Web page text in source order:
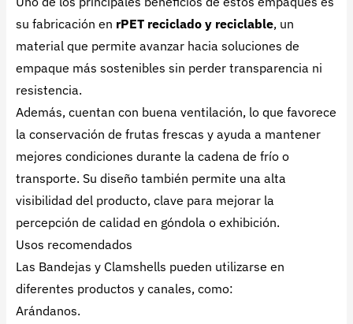
su fabricación en rPET reciclado y reciclable, un
material que permite avanzar hacia soluciones de
empaque más sostenibles sin perder transparencia ni
resistencia.
Además, cuentan con buena ventilación, lo que favorece
la conservación de frutas frescas y ayuda a mantener
mejores condiciones durante la cadena de frío o
transporte. Su diseño también permite una alta
visibilidad del producto, clave para mejorar la
percepción de calidad en góndola o exhibición.
Usos recomendados
Las Bandejas y Clamshells pueden utilizarse en
diferentes productos y canales, como:
Arándanos.